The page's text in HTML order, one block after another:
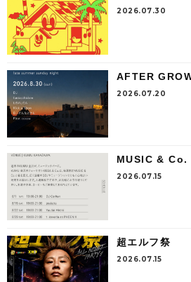
2026.07.30
AFTER
2026.07.20
MUSIC & Co.
2026.07.15
超エルフ祭
2026.07.15